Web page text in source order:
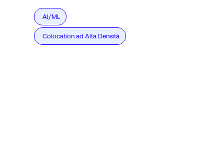
AI/ML
Colocation ad Alta Densità